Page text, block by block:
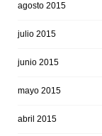
agosto 2015
julio 2015
junio 2015
mayo 2015
abril 2015